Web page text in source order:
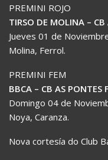
PREMINI ROJO
TIRSO DE MOLINA – CB
Jueves 01 de
Molina, Ferrol.
PREMINI FEM
BBCA – CB AS PONTES
Domingo 04 de
Noya, Caranza.
Nova cortesía do Club